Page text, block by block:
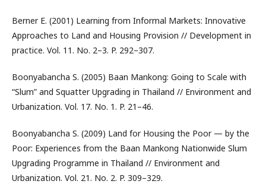
Berner E. (2001) Learning from Informal Markets: Innovative
Approaches to Land and Housing Provision // Development in
practice. Vol. 11. No. 2–3. P. 292–307.
Boonyabancha S. (2005) Baan Mankong: Going to Scale with
“Slum” and Squatter Upgrading in Thailand // Environment and
Urbanization. Vol. 17. No. 1. P. 21–46.
Boonyabancha S. (2009) Land for Housing the Poor — by the
Poor: Experiences from the Baan Mankong Nationwide Slum
Upgrading Programme in Thailand // Environment and
Urbanization. Vol. 21. No. 2. P. 309–329.